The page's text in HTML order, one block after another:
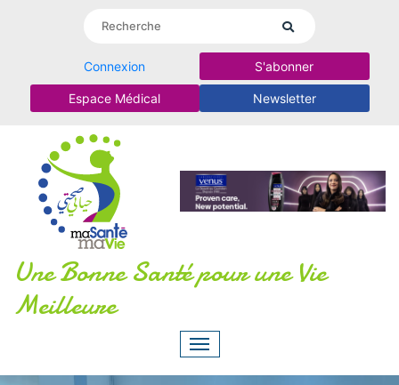
Connexion S'abonner
Espace Médical Newsletter
Une Bonne Santé pour une Vie
Meilleure